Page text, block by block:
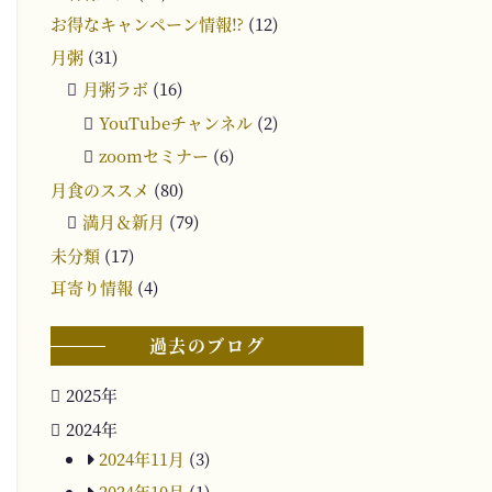
お得なキャンペーン情報⁉︎ (12)
月粥 (31)
月粥ラボ (16)
YouTubeチャンネル (2)
zoomセミナー (6)
月食のススメ (80)
満月＆新月 (79)
未分類 (17)
耳寄り情報 (4)
過去のブログ
2025年
2024年
2024年11月 (3)